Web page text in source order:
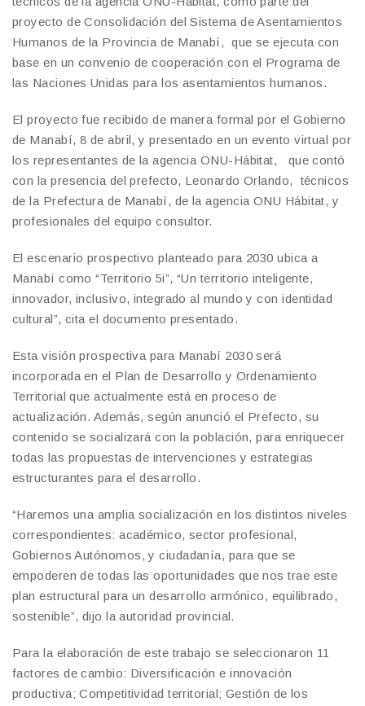
proyecto de Consolidación del Sistema de Asentamientos
Humanos de la Provincia de Manabí, que se ejecuta con
base en un convenio de cooperación con el Programa de
las Naciones Unidas para los asentamientos humanos.
El proyecto fue recibido de manera formal por el Gobierno
de Manabí, 8 de abril, y presentado en un evento virtual por
los representantes de la agencia ONU-Hábitat, que contó
con la presencia del prefecto, Leonardo Orlando, técnicos
de la Prefectura de Manabí, de la agencia ONU Hábitat, y
profesionales del equipo consultor.
El escenario prospectivo planteado para 2030 ubica a
Manabí como “Territorio 5i”, “Un territorio inteligente,
innovador, inclusivo, integrado al mundo y con identidad
cultural”, cita el documento presentado.
Esta visión prospectiva para Manabí 2030 será
incorporada en el Plan de Desarrollo y Ordenamiento
Territorial que actualmente está en proceso de
actualización. Además, según anunció el Prefecto, su
contenido se socializará con la población, para enriquecer
todas las propuestas de intervenciones y estrategias
estructurantes para el desarrollo.
“Haremos una amplia socialización en los distintos niveles
correspondientes: académico, sector profesional,
Gobiernos Autónomos, y ciudadanía, para que se
empoderen de todas las oportunidades que nos trae este
plan estructural para un desarrollo armónico, equilibrado,
sostenible”, dijo la autoridad provincial.
Para la elaboración de este trabajo se seleccionaron 11
factores de cambio: Diversificación e innovación
productiva; Competitividad territorial; Gestión de los